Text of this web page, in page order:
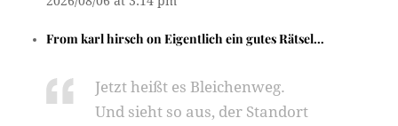
Fromkarl hirschonEigentlich ein gutes Rätsel…
Jetzt heißt es Bleichenweg.
Und sieht so aus, der Standort